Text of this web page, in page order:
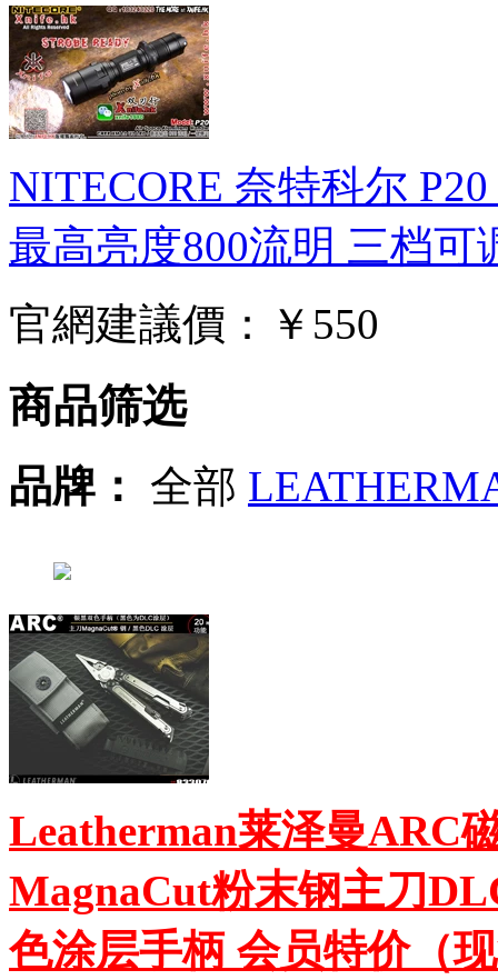
NITECORE 奈特科尔
最高亮度800流明 三档
官網建議價：
￥550
商品筛选
品牌： 全部
Leatherman莱泽曼ARC
MagnaCut粉末钢主刀
色涂层手柄 会员特价（